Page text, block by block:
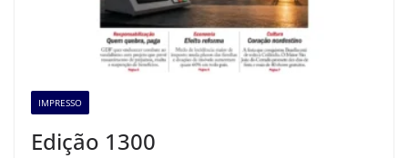
IMPRESSO
Edição 1300